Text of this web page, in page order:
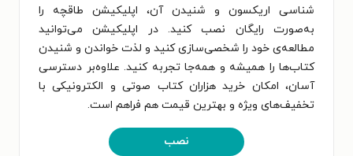
شناسی اریکسون و شنیدن آن، اپلیکیشن طاقچه را
به‌صورت رایگان نصب کنید. در اپلیکیشن می‌توانید
مطالعه‌ی خود را شخصی‌سازی کنید و لذت خواندن و شنیدن
کتاب‌ها را همیشه و همه‌جا تجربه کنید. علاوه‌بر دسترسی
آسان، امکان خرید هزاران کتاب صوتی و الکترونیکی با
تخفیف‌های ویژه و بهترین قیمت هم فراهم است.
نصب